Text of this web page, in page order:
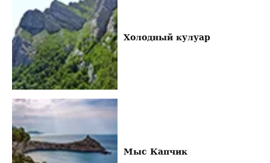
Холодный кулуар
Мыс Капчик